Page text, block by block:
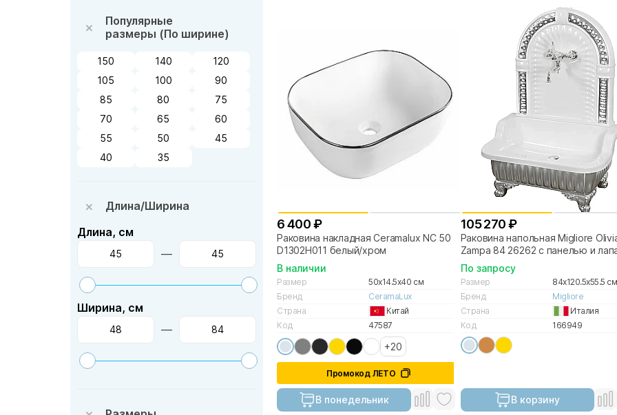
Популярные
размеры (По ширине)
150 140
120
105
100
90
85
80
75
70
65
60
55
50
45
40
35
Длина/Ширина
Длина, см
—
Ширина, см
—
6 400 ₽
Раковина накладная Ceramalux NC 50
D1302H011 белый/хром
В наличии
Размер
50x14.5x40 см
Бренд
CeramaLux
Страна
Китай
Код
47587
+20
Промокод ЛЕТО
В понедельник
105 270 ₽
Раковина напольная Migliore
Zampa 84 26262 с панелью и
хром
По запросу
Размер
84x120.5x55.5 см
Бренд
Migliore
Страна
Италия
Код
166949
В корзину